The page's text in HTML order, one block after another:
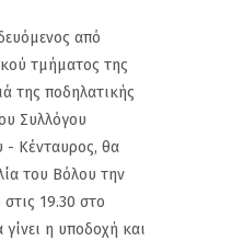
από
τμήματος της
της ποδηλατικής
Συλλόγου
- Κένταυρος, θα
του Βόλου την
19.30 στο
η υποδοχή και